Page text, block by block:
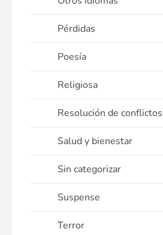
Pérdidas
Poesía
Religiosa
Resolución de conflictos
Salud y bienestar
Sin categorizar
Suspense
Terror